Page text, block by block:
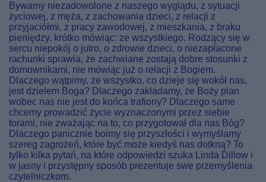
Bywamy niezadowolone z naszego wyglądu, z sytuacji
życiowej, z męża, z zachowania dzieci, z relacji z
przyjaciółmi, z pracy zawodowej, z mieszkania, z braku
pieniędzy, krótko mówiąc: ze wszystkiego. Rodzący się w
sercu niepokój o jutro, o zdrowie dzieci, o niezapłacone
rachunki sprawia, że zachwiane zostają dobre stosunki z
domownikami, nie mówiąc już o relacji z Bogiem.
Dlaczego wątpimy, że wszystko, co dzieje się wokół nas,
jest dziełem Boga? Dlaczego zakładamy, że Boży plan
wobec nas nie jest do końca trafiony? Dlaczego same
chcemy prowadzić życie wyznaczonymi przez siebie
torami, nie zważając na to, co przygotował dla nas Bóg?
Dlaczego panicznie boimy się przyszłości i wymyślamy
szereg zagrożeń, które być może kiedyś nas dotkną? To
tylko kilka pytań, na które odpowiedzi szuka Linda Dillow i
w jasny i przystępny sposób prezentuje swe przemyślenia
czytelniczkom.